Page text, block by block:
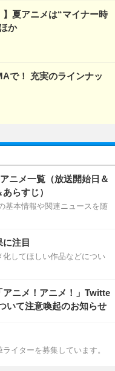
】夏アニメは“マイナー時
か
で！ 充実のラインナッ
ニメ一覧（放送開始日＆
らすじ）
基本情報や関連ニュースを随
注目
してほしい作品などについ
アニメ！アニメ！」Twitte
いて注意喚起のお知らせ
イターを募集しています。